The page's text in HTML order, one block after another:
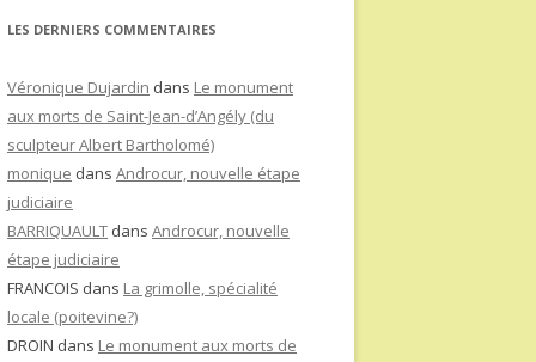
LES DERNIERS COMMENTAIRES
Véronique Dujardin dans Le monument
aux morts de Saint-Jean-d’Angély (du
sculpteur Albert Bartholomé)
monique dans Androcur, nouvelle étape
judiciaire
BARRIQUAULT dans Androcur, nouvelle
étape judiciaire
FRANCOIS dans La grimolle, spécialité
locale (poitevine?)
DROIN dans Le monument aux morts de